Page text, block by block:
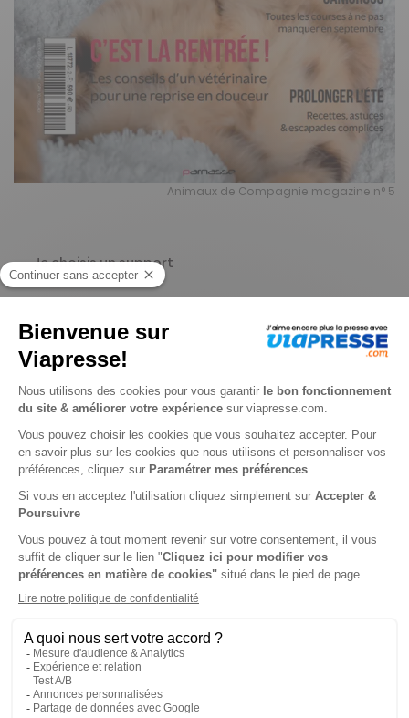
Animaux de Compagnie magazine n° 5
Je choisis un support
Je choisis une durée
-29%
Abonnement 1 an
4 n° • Papier
16€66 Tarif Kiosque : 23€60
Tarif France métropolitaine
Renouvellement à date d’anniversaire
Présentation du magazine Animaux de
Compagnie magazine
"Animaux de Compagnie Magazine", c’est le rendez-vous